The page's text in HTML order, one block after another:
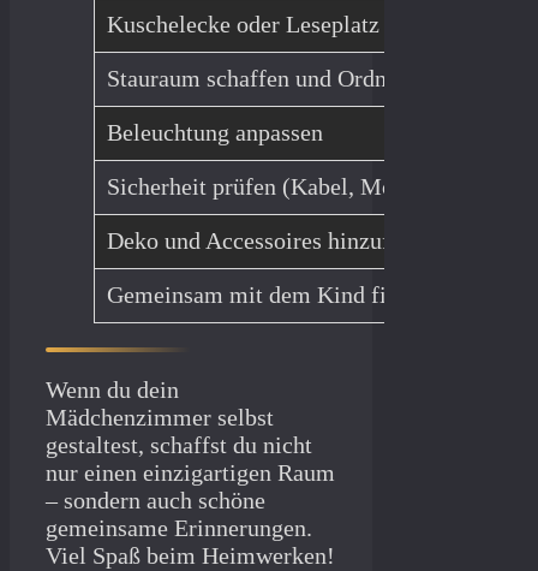
Kuschelecke oder Leseplatz einrichten
Stauraum schaffen und Ordnungssysteme
Beleuchtung anpassen
Sicherheit prüfen (Kabel, Möbel,
Deko und Accessoires hinzufügen
Gemeinsam mit dem Kind final gestalten
Wenn du dein
Mädchenzimmer selbst
gestaltest, schaffst du nicht
nur einen einzigartigen Raum
– sondern auch schöne
gemeinsame Erinnerungen.
Viel Spaß beim Heimwerken!